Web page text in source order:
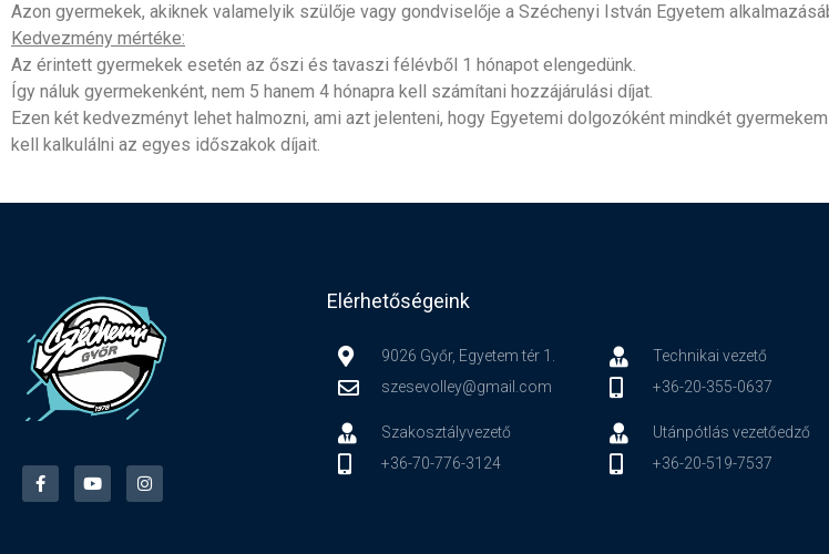
Azon gyermekek, akiknek valamelyik szülője vagy gondviselője a Széchenyi István Egyetem
Kedvezmény mértéke:
Az érintett gyermekek esetén az őszi és tavaszi félévből 1 hónapot elengedünk.
Így náluk gyermekenként, nem 5 hanem 4 hónapra kell számítani hozzájárulási díjat.
Ezen két kedvezményt lehet halmozni, ami azt jelenteni, hogy Egyetemi dolgozóként mindkét
kell kalkulálni az egyes időszakok díjait.
Elérhetőségeink
9026 Győr, Egyetem tér 1.
szesevolley@gmail.com
Szakosztályvezető
+36-70-776-3124
Technikai vezető
+36-20-355-0637
Utánpótlás vezetőedző
+36-20-519-7537